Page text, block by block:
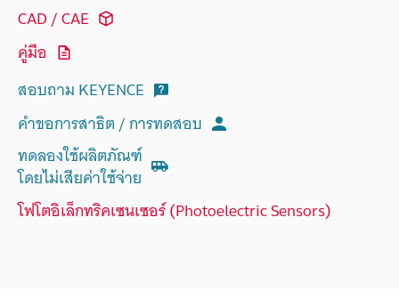
CAD / CAE
คู่มือ
สอบถาม KEYENCE
คำขอการสาธิต / การทดสอบ
ทดลองใช้ผลิตภัณฑ์
โดยไม่เสียค่าใช้จ่าย
โฟโตอิเล็กทริคเซนเซอร์ (Photoelectric Sensors)